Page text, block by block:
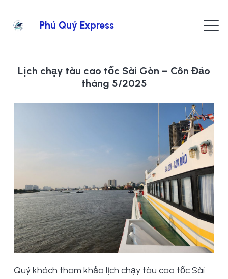
Phú Quý Express
Lịch chạy tàu cao tốc Sài Gòn – Côn Đảo
tháng 5/2025
Quý khách tham khảo lịch chạy tàu cao tốc Sài